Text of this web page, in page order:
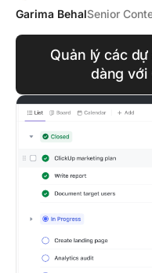
Garima BehalSenior
Quản lý các
dàng với